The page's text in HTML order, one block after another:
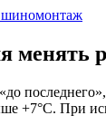
менять
+7°C. При